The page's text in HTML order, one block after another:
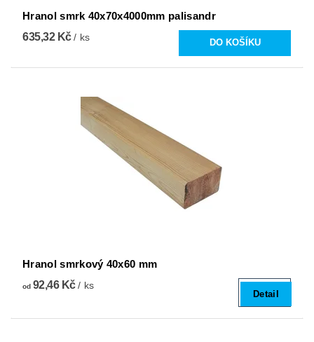
Hranol smrk 40x70x4000mm palisandr
635,32 Kč/ ks
Hranol smrkový 40x60 mm
od92,46 Kč/ ks
Detail